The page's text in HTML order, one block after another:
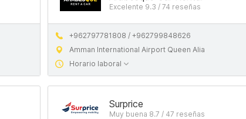
Excelente 9.3 / 74 reseñas
+962797781808 / +962799848626
Amman International Airport Queen Alia
Horario laboral
Surprice
Muy buena 8.7 / 47 reseñas